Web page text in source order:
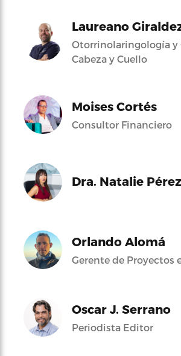
Laureano
Otorrinolaringología y
Cabeza y Cuello
Moises Cortés
Consultor Financiero
Dra. Natalie
Orlando Alomá
Gerente de Proyectos
Oscar J. Serrano
Periodista Editor